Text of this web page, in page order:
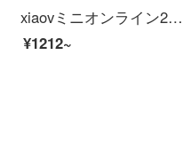
xiaovミニオンライン2 K防犯カマ家インテリング连动パノララマHDワイヤwifi家庭リモナイト监视【小米IOT连动】xiaov 2 Kビデオ
¥1212~